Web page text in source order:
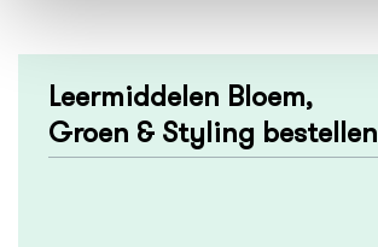
Leermiddelen Bloem,
Groen & Styling bestellen